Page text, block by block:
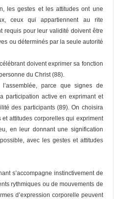
les gestes et les attitudes ont une
ceux qui appartiennent au rite
requis pour leur validité doivent être
ou déterminés par la seule autorité
doivent exprimer sa fonction
du Christ (88).
parce que signes de
participation active en exprimant et
des participants (89). On choisira
attitudes corporelles qui expriment
en leur donnant une signification
avec les gestes et attitudes
s’accompagne instinctivement de
rythmiques ou de mouvements de
d’expression corporelle peuvent